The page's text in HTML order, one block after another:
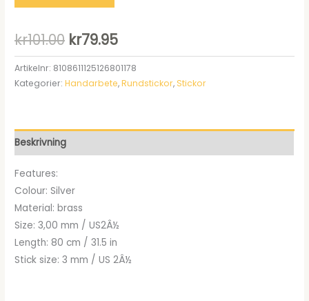
kr101.00 Det
ursprungliga
priset
kr79.95Det
nuvarande
priset
Artikelnr: 8108611125126801178
Kategorier:Handarbete,Rundstickor, Stickor
Beskrivning
Features:
Colour: Silver
Material: brass
Size: 3,00 mm / US2Â½
Length: 80 cm / 31.5 in
Stick size: 3 mm / US 2Â½